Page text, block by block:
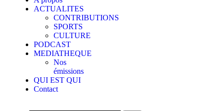
ACTUALITES
CONTRIBUTIONS
SPORTS
CULTURE
PODCAST
MEDIATHEQUE
Nos
émissions
QUI EST QUI
Contact